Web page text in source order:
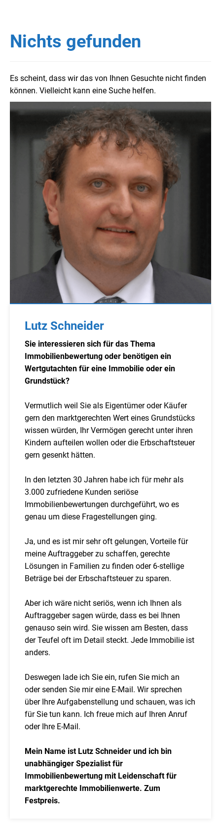
Nichts gefunden
Es scheint, dass wir das von Ihnen Gesuchte nicht finden
können. Vielleicht kann eine Suche helfen.
Lutz Schneider
Sie interessieren sich für das Thema
Immobilienbewertung oder benötigen ein
Wertgutachten für eine Immobilie oder ein
Grundstück?
Vermutlich weil Sie als Eigentümer oder Käufer
gern den marktgerechten Wert eines Grundstücks
wissen würden, Ihr Vermögen gerecht unter ihren
Kindern aufteilen wollen oder die Erbschaftsteuer
gern gesenkt hätten.
In den letzten 30 Jahren habe ich für mehr als
3.000 zufriedene Kunden seriöse
Immobilienbewertungen durchgeführt, wo es
genau um diese Fragestellungen ging.
Ja, und es ist mir sehr oft gelungen, Vorteile für
meine Auftraggeber zu schaffen, gerechte
Lösungen in Familien zu finden oder 6-stellige
Beträge bei der Erbschaftsteuer zu sparen.
Aber ich wäre nicht seriös, wenn ich Ihnen als
Auftraggeber sagen würde, dass es bei Ihnen
genauso sein wird. Sie wissen am Besten, dass
der Teufel oft im Detail steckt. Jede Immobilie ist
anders.
Deswegen lade ich Sie ein, rufen Sie mich an
oder senden Sie mir eine E-Mail. Wir sprechen
über Ihre Aufgabenstellung und schauen, was ich
für Sie tun kann. Ich freue mich auf Ihren Anruf
oder Ihre E-Mail.
Mein Name ist Lutz Schneider und ich bin
unabhängiger Spezialist für
Immobilienbewertung mit Leidenschaft für
marktgerechte Immobilienwerte. Zum
Festpreis.